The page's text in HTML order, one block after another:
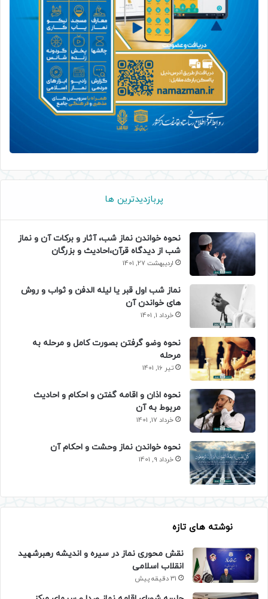
پربازدیدترین ها
نحوه خواندن نماز شب، آثار و برکات آن و نماز
شب از دیدگاه قرآن،احادیث و بزرگان
اردیبهشت 27, 1401
نماز شب اول قبر یا لیله الدفن و ثواب و روش
های خواندن آن
خرداد 1, 1401
نحوه وضو گرفتن بصورت کامل و مرحله به
مرحله
تیر 16, 1401
نحوه اذان و اقامه گفتن و احکام و احادیث
مربوط به آن
خرداد 17, 1401
نحوه خواندن نماز وحشت و احکام آن
خرداد 9, 1401
نوشته های تازه
نقش محوری نماز در سیره و اندیشه رهبرشهید
انقلاب اسلامی
31 دقیقه پیش